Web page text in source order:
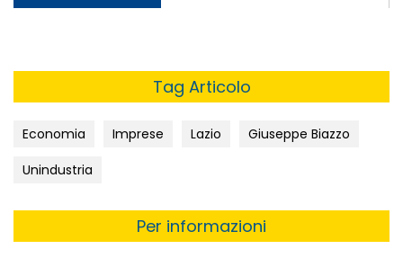
Tag Articolo
Economia Imprese Lazio
Giuseppe Biazzo
Unindustria
Per informazioni